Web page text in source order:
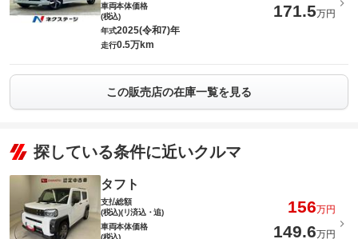
車両本体価格
(税込)
171.5万円
年式2025(令和7)年
走行0.5万km
この販売店の在庫一覧を見る
探している条件に近いクルマ
タフト
支払総額
(税込)(リ済込・追)
156万円
車両本体価格
(税込)
149.6万円